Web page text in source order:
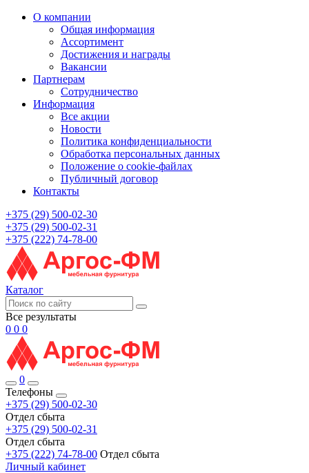
О компании
Общая информация
Ассортимент
Достижения и награды
Вакансии
Партнерам
Сотрудничество
Информация
Все акции
Новости
Политика конфиденциальности
Обработка персональных данных
Положение о cookie-файлах
Публичный договор
Контакты
+375 (29) 500-02-30
+375 (29) 500-02-31
+375 (222) 74-78-00
Каталог
Все результаты
0 0 0
0
Телефоны
+375 (29) 500-02-30
Отдел сбыта
+375 (29) 500-02-31
Отдел сбыта
+375 (222) 74-78-00 Отдел сбыта
Личный кабинет